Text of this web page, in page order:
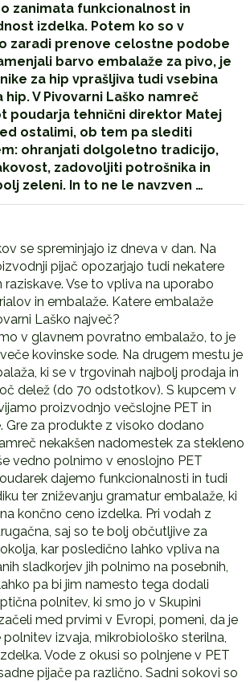
zanimata funkcionalnost in
izdelka. Potem ko so v
zaradi prenove celostne podobe
barvo embalaže za pivo, je
za hip vprašljiva tudi vsebina
hip. V Pivovarni Laško namreč
poudarja tehnični direktor Matej
ostalimi, ob tem pa slediti
ohranjati dolgoletno tradicijo,
zadovoljiti potrošnika in
zeleni. In to ne le navzven …
se spreminjajo iz dneva v dan. Na
pijač opozarjajo tudi nekatere
raziskave. Vse to vpliva na uporabo
in embalaže. Katere embalaže
Laško največ?
v glavnem povratno embalažo, to je
kovinske sode. Na drugem mestu je
ki se v trgovinah najbolj prodaja in
delež (do 70 odstotkov). S kupcem v
proizvodnjo večslojne PET in
Gre za produkte z visoko dodano
nekakšen nadomestek za stekleno
vedno polnimo v enoslojno PET
dajemo funkcionalnosti in tudi
ter zniževanju gramatur embalaže, ki
končno ceno izdelka. Pri vodah z
saj so te bolj občutljive za
kar posledično lahko vpliva na
sladkorjev jih polnimo na posebnih,
pa bi jim namesto tega dodali
polnitev, ki smo jo v Skupini
med prvimi v Evropi, pomeni, da je
izvaja, mikrobiološko sterilna,
Vode z okusi so polnjene v PET
pijače pa različno. Sadni sokovi so